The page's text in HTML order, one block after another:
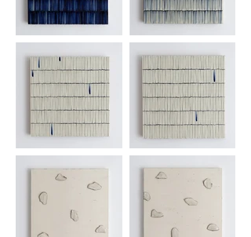
이처럼 이번 전시에서는 예술을 이해하기 위해 예술사적
술에서 벗어나, 오직 작가들의 경험과 시선으로 표현된 작
품들로 구성하였다. 관람자들로 하여금 작품 그 자체에 오
롯이 집중하여 예술의 아름다움을 직관적으로 감상하고
이해할 수 있으며, 시각적으로도 충분히 교감할 수 있는 기
회의 장을 마련하고자 한다.